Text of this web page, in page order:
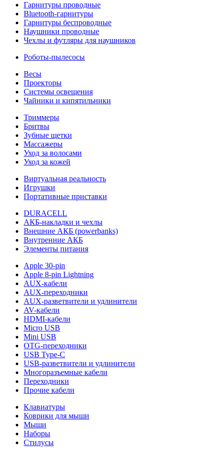
Гарнитуры проводные
Bluetooth-гарнитуры
Гарнитуры беспроводные
Наушники проводные
Чехлы и футляры для наушников
Роботы-пылесосы
Весы
Проекторы
Системы освещения
Чайники и кипятильники
Триммеры
Бритвы
Зубные щетки
Массажеры
Уход за волосами
Уход за кожей
Виртуальная реальность
Игрушки
Портативные приставки
DURACELL
АКБ-накладки и чехлы
Внешние АКБ (powerbanks)
Внутренние АКБ
Элементы питания
Apple 30-pin
Apple 8-pin Lightning
AUX-кабели
AUX-переходники
AUX-разветвители и удлинители
AV-кабели
HDMI-кабели
Micro USB
Mini USB
OTG-переходники
USB Type-C
USB-разветвители и удлинители
Многоразъемные кабели
Переходники
Прочие кабели
Клавиатуры
Коврики для мыши
Мыши
Наборы
Стилусы